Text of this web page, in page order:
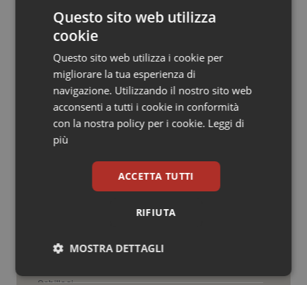
Salute orale & impianti
Sangue & coagulazione
Tiroide
Tumore al seno
Tumore ovarico
Tumori del Polmone & Testa Collo
Potrebbe interessarti in
Regioni e Asl
Settimana della Scienza dello
Spallanzani: capire la ricerca per
comprendere il presente
Schillaci: “Gli attuali indicatori non
fotografano la qualità reale del Ssn”
Questo sito web utilizza
cookie
Questo sito web utilizza i cookie per
migliorare la tua esperienza di
navigazione. Utilizzando il nostro sito web
acconsenti a tutti i cookie in conformità
con la nostra policy per i cookie. Leggi di
più
ACCETTA TUTTI
RIFIUTA
MOSTRA DETTAGLI
Necessari Statistici Marketing